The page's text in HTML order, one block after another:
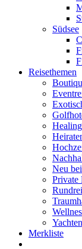
Südsee
Reisethemen
Neu
Private
Merkliste